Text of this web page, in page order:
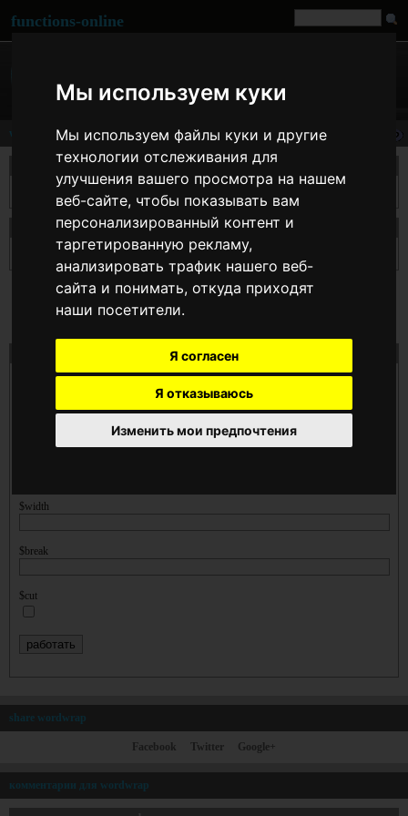
Мы используем куки
Мы используем файлы куки и другие
технологии отслеживания для
улучшения вашего просмотра на нашем
веб-сайте, чтобы показывать вам
персонализированный контент и
таргетированную рекламу,
анализировать трафик нашего веб-
сайта и понимать, откуда приходят
наши посетители.
Я согласен
Я отказываюсь
Изменить мои предпочтения
functions-online
wordwrap
описание
Переносит строку по указанному количеству символов.
Декларация wordwrap
wordwrap ( string $str [, int $width ] [, string $break ] [, bool $cut ] )
$width
$break
$cut
share wordwrap
Facebook Twitter Google+
комментарии для wordwrap